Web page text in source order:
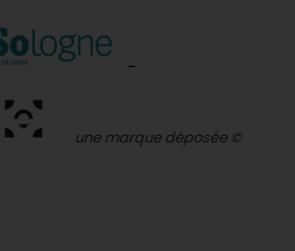
une marque déposée ©